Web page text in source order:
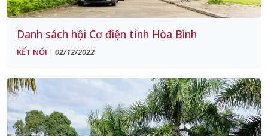
Danh sách hội Cơ điện tỉnh Hòa Bình
KẾT NỐI | 02/12/2022